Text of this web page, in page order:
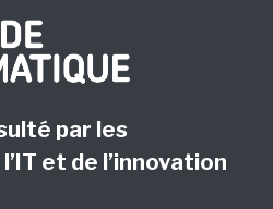
par les
et de l’innovation